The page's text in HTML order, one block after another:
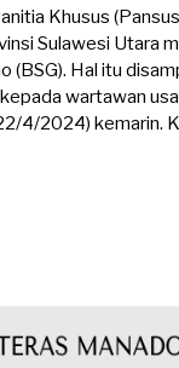
Khusus
Sulawesi Utara
(BSG). Hal itu
wartawan
4/2024) kemarin.